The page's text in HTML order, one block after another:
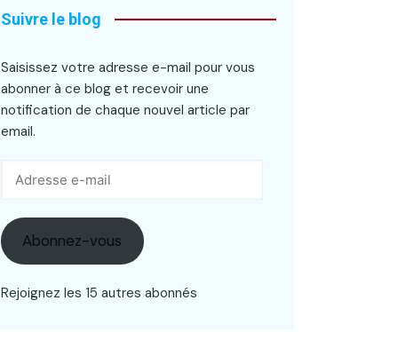
Suivre le blog
Saisissez votre adresse e-mail pour vous
abonner à ce blog et recevoir une
notification de chaque nouvel article par
email.
Abonnez-vous
Rejoignez les 15 autres abonnés